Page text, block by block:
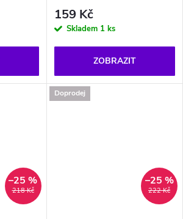
159 Kč
Skladem 1 ks
ZOBRAZIT
218 Kč
–25 %
Doprodej
222 Kč
–25 %